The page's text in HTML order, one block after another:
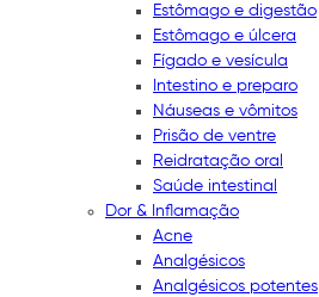
Estômago e digestão
Estômago e úlcera
Fígado e vesícula
Intestino e preparo
Náuseas e vômitos
Prisão de ventre
Reidratação oral
Saúde intestinal
Dor & Inflamação
Acne
Analgésicos
Analgésicos potentes